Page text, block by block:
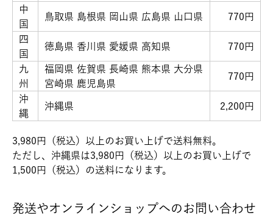
中
国
鳥取県 島根県 岡山県 広島県 山口県 770円
四
国
徳島県 香川県 愛媛県 高知県 770円
九
州
福岡県 佐賀県 長崎県 熊本県 大分県
宮崎県 鹿児島県
770円
沖
縄
沖縄県 2,200円
3,980円（税込）以上のお買い上げで送料無料。
ただし、沖縄県は3,980円（税込）以上のお買い上げで
1,500円（税込）の送料になります。
発送やオンラインショップへのお問い合わせ